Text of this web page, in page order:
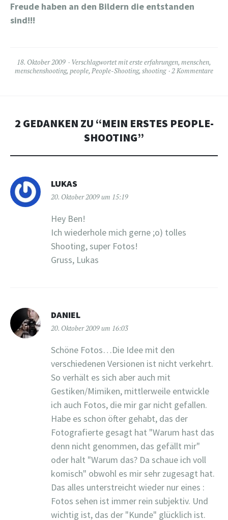
Freude haben an den Bildern die entstanden
sind!!!
18. Oktober 2009 Verschlagwortet miterste erfahrungen, menschen,
menschenshooting, people, People-Shooting, shooting 2 Kommentare
2 GEDANKEN ZU “MEIN ERSTES PEOPLE-
SHOOTING”
LUKAS
20. Oktober 2009 um 15:19
Hey Ben!
Ich wiederhole mich gerne ;o) tolles
Shooting, super Fotos!
Gruss, Lukas
DANIEL
20. Oktober 2009 um 16:03
Schöne Fotos…Die Idee mit den
verschiedenen Versionen ist nicht verkehrt.
So verhält es sich aber auch mit
Gestiken/Mimiken, mittlerweile entwickle
ich auch Fotos, die mir gar nicht gefallen.
Habe es schon öfter gehabt, das der
Fotografierte gesagt hat "Warum hast das
denn nicht genommen, das gefällt mir"
oder halt "Warum das? Da schaue ich voll
komisch" obwohl es mir sehr zugesagt hat.
Das alles unterstreicht wieder nur eines :
Fotos sehen ist immer rein subjektiv. Und
wichtig ist, das der "Kunde" glücklich ist.